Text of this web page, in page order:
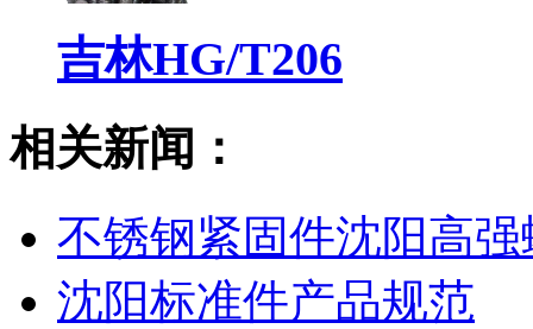
吉林HG/T206
相关新闻：
不锈钢紧固件沈阳高
沈阳标准件产品规范